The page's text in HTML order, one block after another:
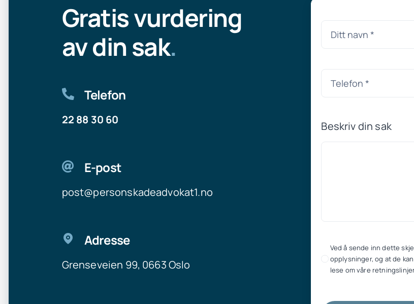
Gratis vurdering
av din sak.
Telefon
22 88 30 60
E-post
post@personskadeadvokat1.no
Adresse
Grenseveien 99, 0663 Oslo
Beskriv din sak
Ved å sende inn dette
opplysninger, og at de
lese om våre